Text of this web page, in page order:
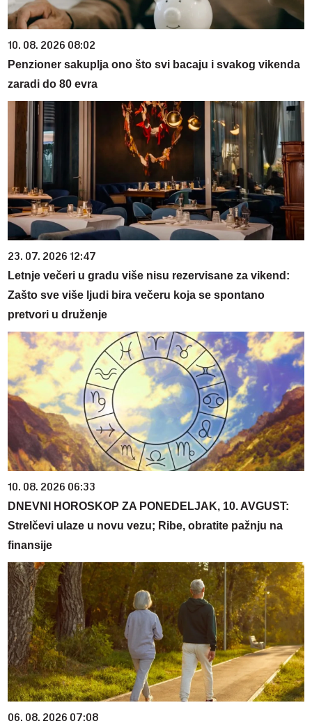
10. 08. 2026 08:02
Penzioner sakuplja ono što svi bacaju i svakog vikenda
zaradi do 80 evra
23. 07. 2026 12:47
Letnje večeri u gradu više nisu rezervisane za vikend:
Zašto sve više ljudi bira večeru koja se spontano
pretvori u druženje
10. 08. 2026 06:33
DNEVNI HOROSKOP ZA PONEDELJAK, 10. AVGUST:
Strelčevi ulaze u novu vezu; Ribe, obratite pažnju na
finansije
06. 08. 2026 07:08